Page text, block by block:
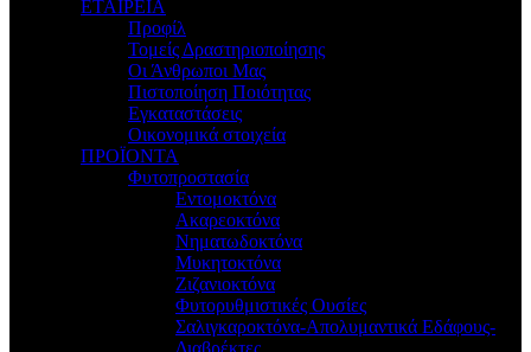
ΕΤΑΙΡΕΙΑ
Προφίλ
Τομείς Δραστηριοποίησης
Οι Άνθρωποι Μας
Πιστοποίηση Ποιότητας
Εγκαταστάσεις
Οικονομικά στοιχεία
ΠΡΟΪΟΝΤΑ
Φυτοπροστασία
Εντομοκτόνα
Ακαρεοκτόνα
Νηματωδοκτόνα
Μυκητοκτόνα
Ζιζανιοκτόνα
Φυτορυθμιστικές Ουσίες
Σαλιγκαροκτόνα-Απολυμαντικά Εδάφους-
Διαβρέκτες